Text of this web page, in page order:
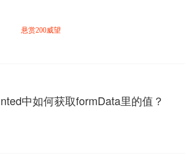
悬赏200威望
中如何获取formData里的值？